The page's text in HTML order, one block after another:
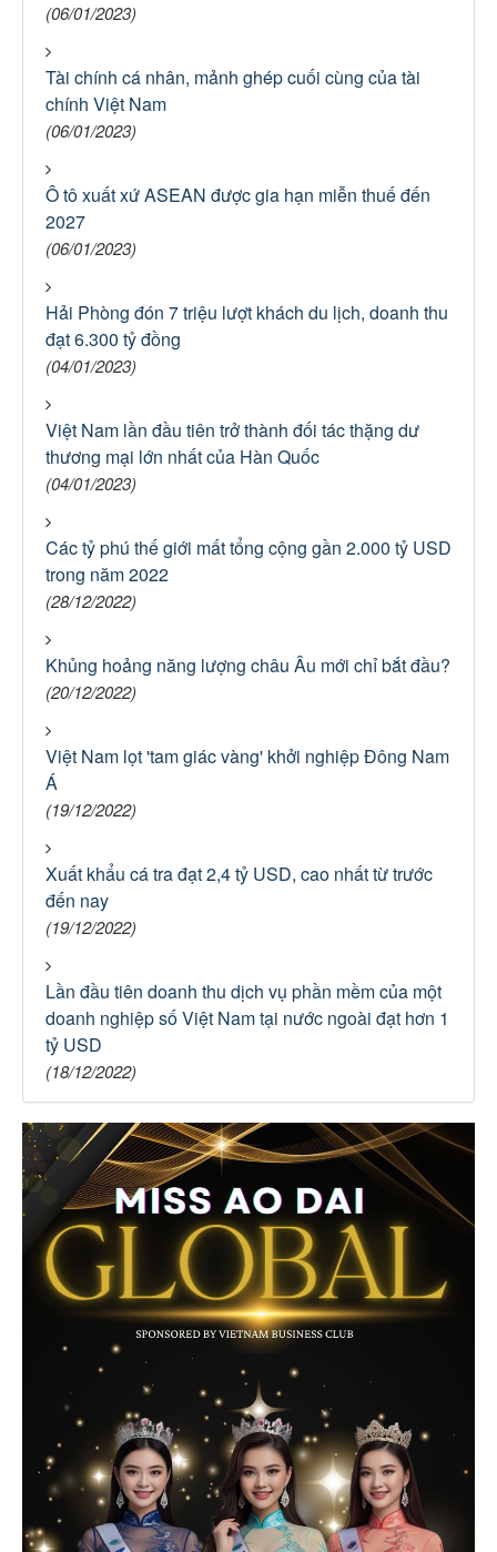
(06/01/2023)
Tài chính cá nhân, mảnh ghép cuối cùng của tài
chính Việt Nam
(06/01/2023)
Ô tô xuất xứ ASEAN được gia hạn miễn thuế đến
2027
(06/01/2023)
Hải Phòng đón 7 triệu lượt khách du lịch, doanh thu
đạt 6.300 tỷ đồng
(04/01/2023)
Việt Nam lần đầu tiên trở thành đối tác thặng dư
thương mại lớn nhất của Hàn Quốc
(04/01/2023)
Các tỷ phú thế giới mất tổng cộng gần 2.000 tỷ USD
trong năm 2022
(28/12/2022)
Khủng hoảng năng lượng châu Âu mới chỉ bắt đầu?
(20/12/2022)
Việt Nam lọt 'tam giác vàng' khởi nghiệp Đông Nam
Á
(19/12/2022)
Xuất khẩu cá tra đạt 2,4 tỷ USD, cao nhất từ trước
đến nay
(19/12/2022)
Lần đầu tiên doanh thu dịch vụ phần mềm của một
doanh nghiệp số Việt Nam tại nước ngoài đạt hơn 1
tỷ USD
(18/12/2022)